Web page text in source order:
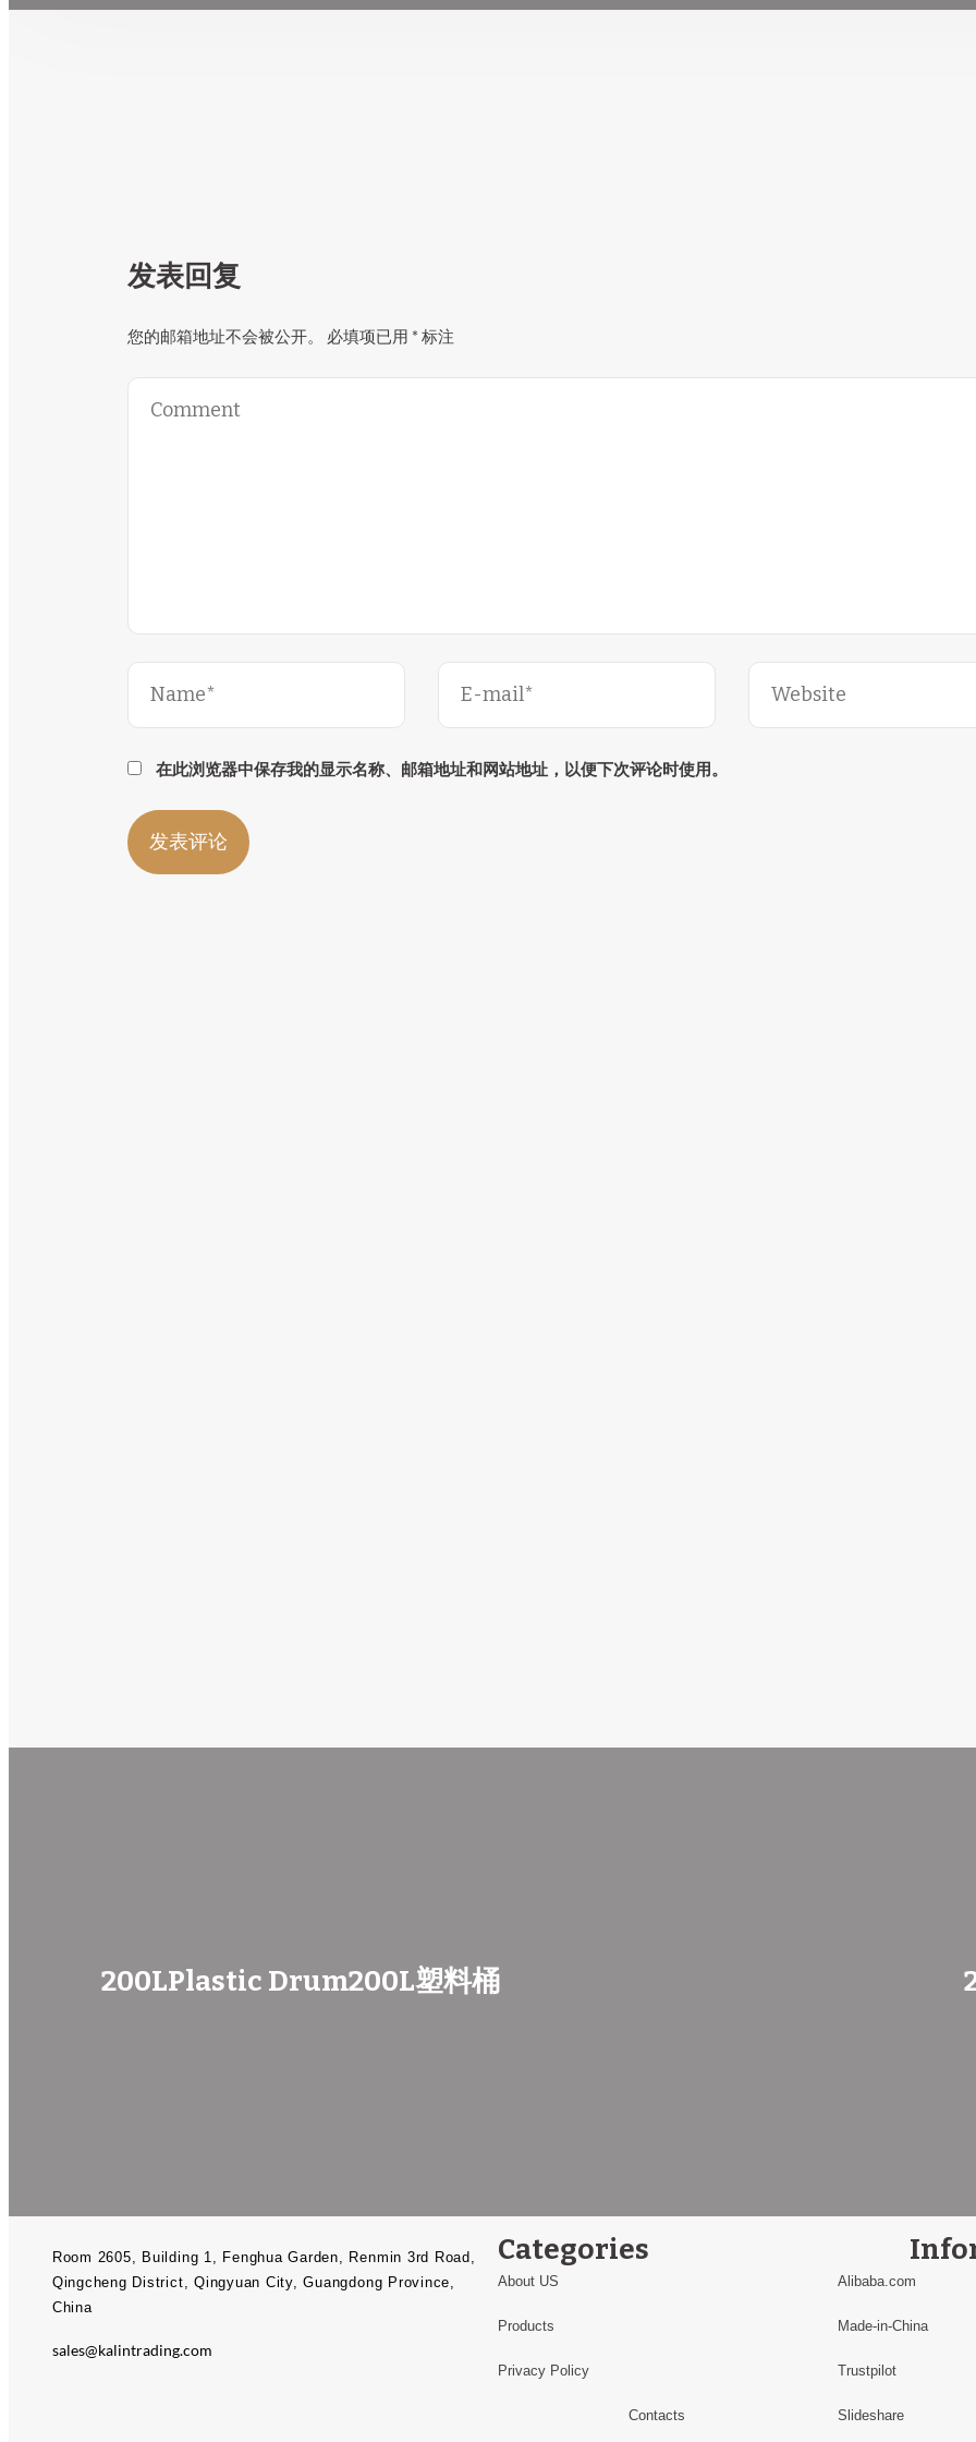
发表回复
您的邮箱地址不会被公开。 必填项已用 * 标注
在此浏览器中保存我的显示名称、邮箱地址和网站地址，以便下次评论时使用。
200LPlastic Drum200L塑料桶
Room 2605, Building 1, Fenghua Garden, Renmin 3rd Road,
Qingcheng District, Qingyuan City, Guangdong Province,
China​
sales@kalintrading.com
Categories
About US
Products
Privacy Policy
Contacts
Alibaba.com
Made-in-China
Trustpilot
Slideshare